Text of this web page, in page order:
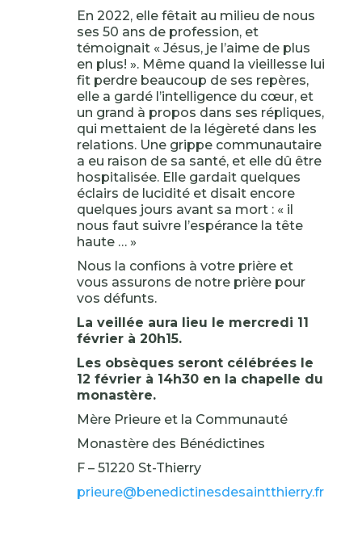
En 2022, elle fêtait au milieu de nous
ses 50 ans de profession, et
témoignait « Jésus, je l’aime de plus
en plus! ». Même quand la vieillesse lui
fit perdre beaucoup de ses repères,
elle a gardé l’intelligence du cœur, et
un grand à propos dans ses répliques,
qui mettaient de la légèreté dans les
relations. Une grippe communautaire
a eu raison de sa santé, et elle dû être
hospitalisée. Elle gardait quelques
éclairs de lucidité et disait encore
quelques jours avant sa mort : « il
nous faut suivre l’espérance la tête
haute … »
Nous la confions à votre prière et
vous assurons de notre prière pour
vos défunts.
La veillée aura lieu le mercredi 11
février à 20h15.
Les obsèques seront célébrées le
12 février à 14h30 en la chapelle du
monastère.
Mère Prieure et la Communauté
Monastère des Bénédictines
F – 51220 St-Thierry
prieure@benedictinesdesaintthierry.fr